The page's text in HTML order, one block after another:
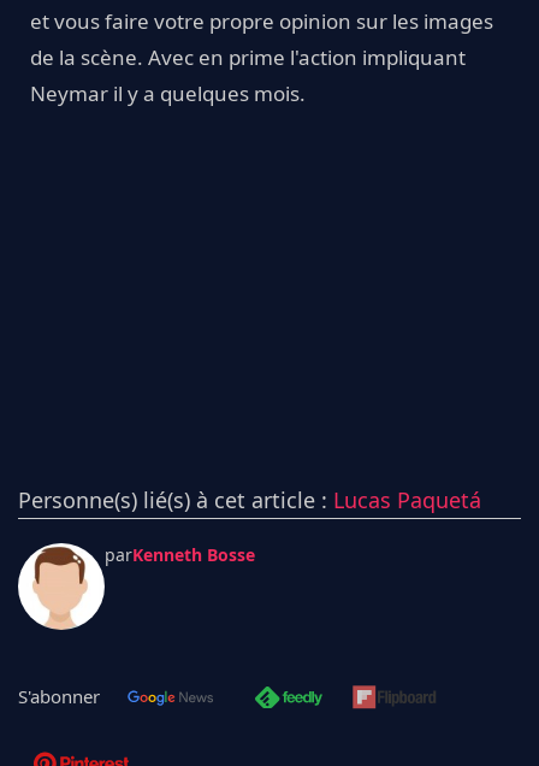
et vous faire votre propre opinion sur les images
de la scène. Avec en prime l'action impliquant
Neymar il y a quelques mois.
Personne(s) lié(s) à cet article : Lucas Paquetá
parKenneth Bosse
S'abonner